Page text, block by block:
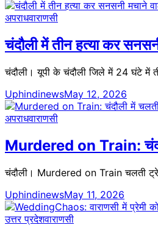
अपराधवाराणसी
चंदौली में तीन हत्या कर
चंदौली। यूपी के चंदौली जिले में 24 घंटे में
UphindinewsMay 12, 2026
अपराधवाराणसी
Murdered on Train:
चंदौली। Murdered on Train चलती
UphindinewsMay 11, 2026
उत्तर प्रदेशवाराणसी